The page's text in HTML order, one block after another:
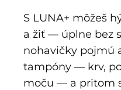
S LUNA+ môžeš
a žiť — úplne bez
nohavičky pojmú
tampóny — krv,
moču — a pritom